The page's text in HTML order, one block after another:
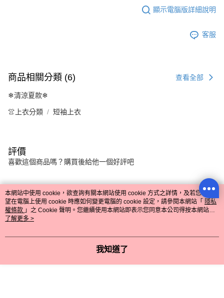
顯示電腦版詳細說明
客服
商品相關分類 (6) 查看全部
❄清涼夏款❄
👚上衣分類 短袖上衣
評價
喜歡這個商品嗎？購買後給他一個好評吧
本分類熱銷全站排行
本網站中使用 cookie，欲查詢有關本網站使用 cookie 方式之詳情，及若您不希
望在電腦上使用 cookie 時應如何變更電腦的 cookie 設定，請參閱本網站「 隱私
權條款 」之 Cookie 聲明。您繼續使用本網站即表示您同意本公司得按本網站使
用條款之 Cookie 聲明使用 cookie。
了解更多 >
我知道了